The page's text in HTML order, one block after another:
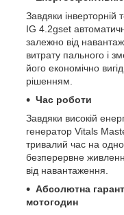
Завдяки інверторній
IG 4.2gset
залежно від
витрату пального і
його економічно
рішенням.
Час роботи
Завдяки високій
генератор Vitals
тривалий час на
безперервне
від навантаження.
Абсолютна
мотогодин